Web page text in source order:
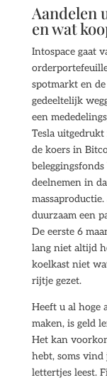
Aandelen
en wat
Intospace gaat
spotmarkt en
gedeeltelijk
een
Tesla
de koers in
deelnemen in
duurzaam een
De eerste 6
lang niet altijd
koelkast niet
rijtje gezet.
Heeft u al hoge
maken, is geld
Het kan
hebt, soms vind
lettertjes leest.